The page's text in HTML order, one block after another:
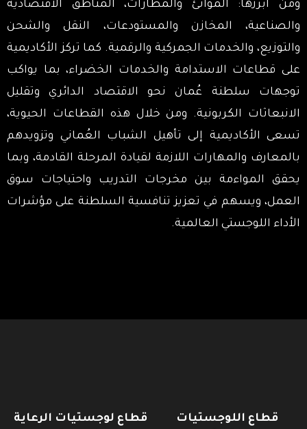
ومن أبرزها: الموانئ والمطارات، المناطق الاقتصادية
والصناعية، المخازن والمستودعات، النقل والشحن
والتوزيع، والخدمات الجمركية والرقمية. كما تركز الأكاديمية
على قطاعات الاستدامة والخدمات الخضراء، بما يواكب
توجهات سلطنة عُمان نحو الاقتصاد الدائري وتقليل
الانبعاثات الكربونية. ومن خلال هذه القطاعات الحيوية،
تسعى الأكاديمية إلى تأهيل الشباب العُماني وتزويدهم
بالمعارف والمهارات اللازمة لقيادة المرحلة القادمة، وبما
يحقق المواءمة بين مخرجات التدريب واحتياجات سوق
العمل، ويسهم في تعزيز تنافسية السلطنة على مؤشرات
الأداء اللوجستي العالمية.
قطاع اللوجستيات
قطاع لوجستيات الرعاية